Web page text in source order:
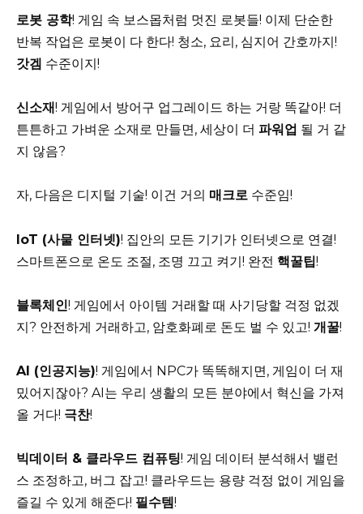
로봇 공학! 게임 속 보스몹처럼 멋진 로봇들! 이제 단순한
반복 작업은 로봇이 다 한다! 청소, 요리, 심지어 간호까지!
갓겜 수준이지!
신소재! 게임에서 방어구 업그레이드 하는 거랑 똑같아! 더
튼튼하고 가벼운 소재로 만들면, 세상이 더 파워업 될 거 같
지 않음?
자, 다음은 디지털 기술! 이건 거의 매크로 수준임!
IoT (사물 인터넷)! 집안의 모든 기기가 인터넷으로 연결!
스마트폰으로 온도 조절, 조명 끄고 켜기! 완전 핵꿀팁!
블록체인! 게임에서 아이템 거래할 때 사기당할 걱정 없겠
지? 안전하게 거래하고, 암호화폐로 돈도 벌 수 있고! 개꿀!
AI (인공지능)! 게임에서 NPC가 똑똑해지면, 게임이 더 재
밌어지잖아? AI는 우리 생활의 모든 분야에서 혁신을 가져
올 거다! 극찬!
빅데이터 & 클라우드 컴퓨팅! 게임 데이터 분석해서 밸런
스 조정하고, 버그 잡고! 클라우드는 용량 걱정 없이 게임을
즐길 수 있게 해준다! 필수템!